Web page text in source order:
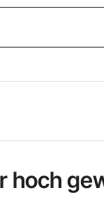
hoch